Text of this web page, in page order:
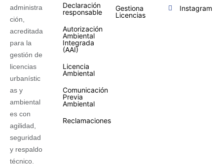
administra
ción,
acreditada
para la
gestión de
licencias
urbanístic
as y
ambiental
es con
agilidad,
seguridad
y respaldo
técnico.
Declaración
responsable
Autorización
Ambiental
Integrada
(AAI)
Licencia
Ambiental
Comunicación
Previa
Ambiental
Reclamaciones
Gestiona
Licencias
Instagram